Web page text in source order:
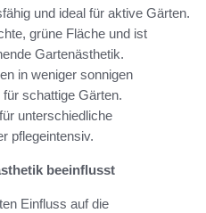
und ideal für aktive Gärten.
grüne Fläche und ist
Gartenästhetik.
in weniger sonnigen
schattige Gärten.
unterschiedliche
pflegeintensiv.
beeinflusst
Einfluss auf die